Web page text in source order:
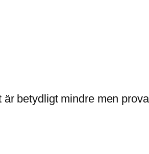
betydligt mindre men